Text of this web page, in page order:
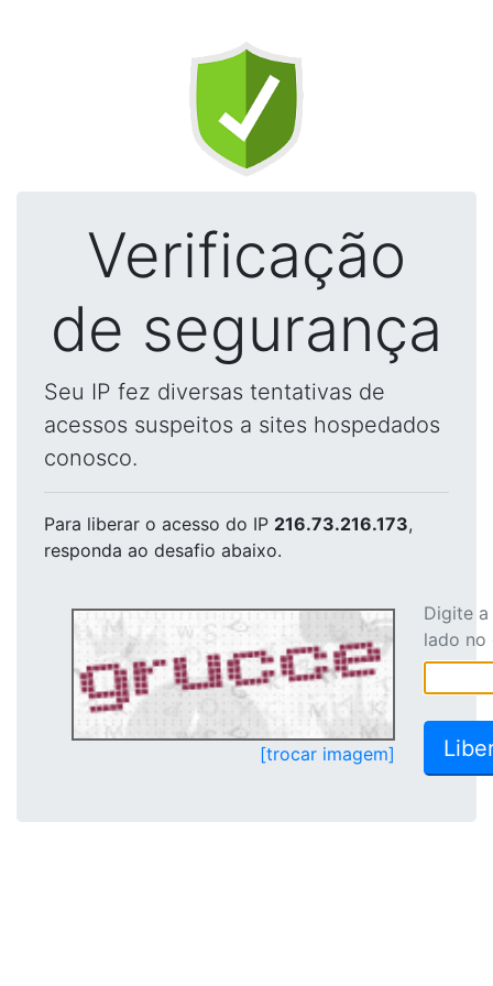
Verificação
de segurança
Seu IP fez diversas tentativas de
acessos suspeitos a sites hospedados
conosco.
Para liberar o acesso do IP 216.73.216.173,
responda ao desafio abaixo.
[trocar imagem]
Digite
lado no